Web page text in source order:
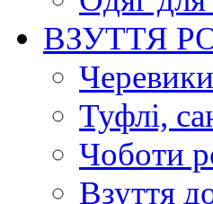
ВЗУТТЯ
Туфлі,
Чоботи
Взуття